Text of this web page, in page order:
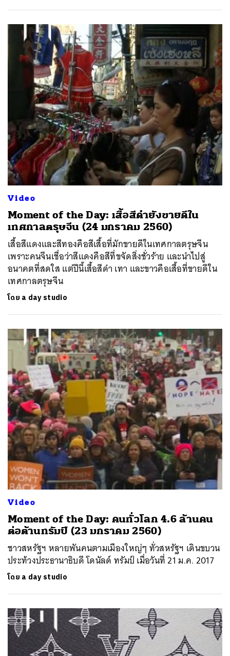
Video
Moment of the Day: เสื้อสีดำยังขายดีใน
เทศกาลตรุษจีน (24 มกราคม 2560)
เสื้อสีแดงและสีทองคือสีเสื้อที่มักขายดีในเทศกาลตรุษจีน
เพราะคนจีนเชื่อว่าสีแดงคือสีที่ขจัดสิ่งชั่วร้าย และนำไปสู่
อนาคตที่สดใส แต่ปีนี้เสื้อสีดำ เทา และขาวคือเสื้อที่ขายดีใน
เทศกาลตรุษจีน
โดย a day studio
Video
Moment of the Day: คนทั่วโลก 4.6 ล้านคน
ต่อต้านทรัมป์ (23 มกราคม 2560)
ชาวสหรัฐฯ หลายพันคนตามเมืองใหญ่ๆ ทั่วสหรัฐฯ เดินขบวน
ประท้วงประธานาธิบดี โดนัลด์ ทรัมป์ เมื่อวันที่ 21 ม.ค. 2017
โดย a day studio
SHARE TWEET LINE EMAIL